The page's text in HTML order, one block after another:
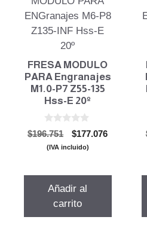
FRESA MODULO
PARA Engranajes
M1.0-P7 Z55-135
Hss-E 20º
0
d
e
$196.751
El
precio
$196.751.
$177.076El
(IVA incluido)
Añadir al
carrito